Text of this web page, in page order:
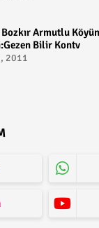
Armutlu
Bilir Kontv
2011